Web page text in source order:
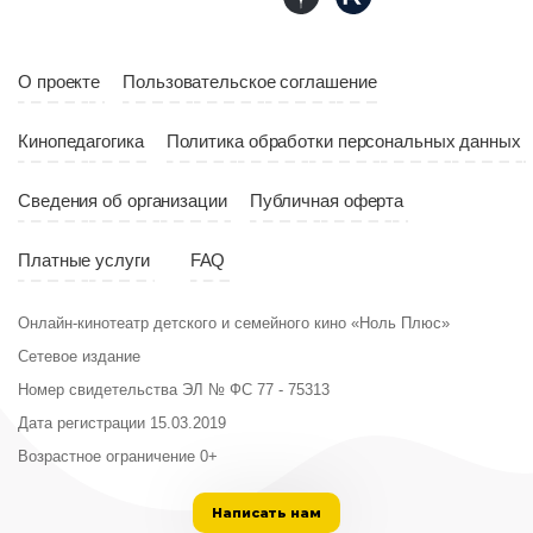
О проекте Пользовательское соглашение
Кинопедагогика Политика обработки персональных данных
Сведения об организации Публичная оферта
Платные услуги FAQ
Онлайн-кинотеатр детского и семейного кино «Ноль Плюс»
Сетевое издание
Номер свидетельства ЭЛ № ФС 77 - 75313
Дата регистрации 15.03.2019
Возрастное ограничение 0+
Написать нам